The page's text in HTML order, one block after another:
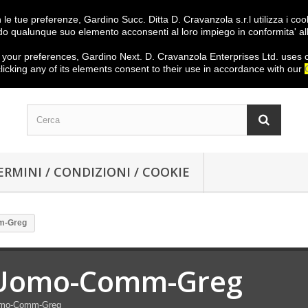
/ CONDIZIONI / COOKIE
Greg
Comm-Greg
Comm-Greg
tue preferenze, Gardino Succ. Ditta D. Cravanzola s.r.l utilizza i
qualunque suo elemento acconsenti al loro impiego in conformita'
your preferences, Gardino Next. D. Cravanzola Enterprises Ltd. uses
any of its elements consent to their use in accordance with our